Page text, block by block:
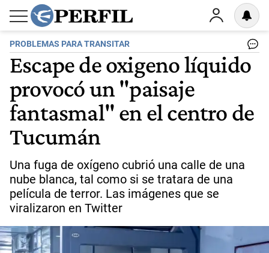
PROBLEMAS PARA TRANSITAR
Escape de oxigeno líquido
provocó un "paisaje
fantasmal" en el centro de
Tucumán
Una fuga de oxígeno cubrió una calle de una
nube blanca, tal como si se tratara de una
película de terror. Las imágenes que se
viralizaron en Twitter